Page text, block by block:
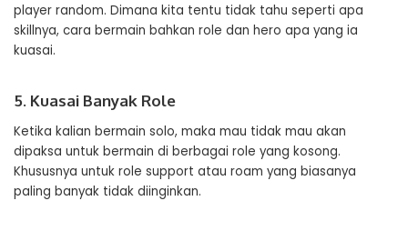
player random. Dimana kita tentu tidak tahu seperti apa
skillnya, cara bermain bahkan role dan hero apa yang ia
kuasai.
5. Kuasai Banyak Role
Ketika kalian bermain solo, maka mau tidak mau akan
dipaksa untuk bermain di berbagai role yang kosong.
Khususnya untuk role support atau roam yang biasanya
paling banyak tidak diinginkan.